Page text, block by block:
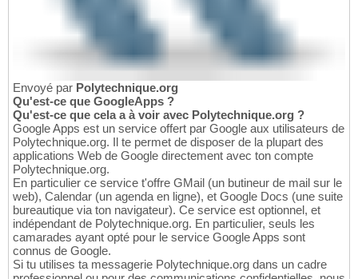
Envoyé par Polytechnique.org
Qu'est-ce que GoogleApps ?
Qu'est-ce que cela a à voir avec Polytechnique.org ?
Google Apps est un service offert par Google aux utilisateurs de
Polytechnique.org. Il te permet de disposer de la plupart des
applications Web de Google directement avec ton compte
Polytechnique.org.
En particulier ce service t'offre GMail (un butineur de mail sur le
web), Calendar (un agenda en ligne), et Google Docs (une suite
bureautique via ton navigateur). Ce service est optionnel, et
indépendant de Polytechnique.org. En particulier, seuls les
camarades ayant opté pour le service Google Apps sont
connus de Google.
Si tu utilises ta messagerie Polytechnique.org dans un cadre